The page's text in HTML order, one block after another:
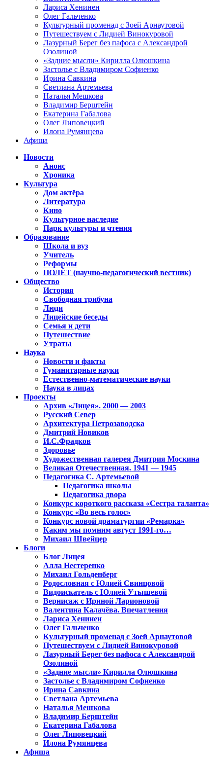
Лариса Хенинен
Олег Гальченко
Культурный променад с Зоей Арнаутовой
Путешествуем с Лидией Винокуровой
Лазурный Берег без пафоса с Александрой
Озолиной
«Задние мысли» Кирилла Олюшкина
Застолье с Владимиром Софиенко
Ирина Савкина
Светлана Артемьева
Наталья Мешкова
Владимир Берштейн
Екатерина Габалова
Олег Липовецкий
Илона Румянцева
Афиша
Новости
Анонс
Хроника
Культура
Дом актёра
Литература
Кино
Культурное наследие
Парк культуры и чтения
Образование
Школа и вуз
Учитель
Реформы
ПОЛЁТ (научно-педагогический вестник)
Общество
История
Свободная трибуна
Люди
Лицейские беседы
Семья и дети
Путешествие
Утраты
Наука
Новости и факты
Гуманитарные науки
Естественно-математические науки
Наука в лицах
Проекты
Архив «Лицея». 2000 — 2003
Русский Север
Архитектура Петрозаводска
Дмитрий Новиков
И.С.Фрадков
Здоровье
Художественная галерея Дмитрия Москина
Великая Отечественная. 1941 — 1945
Педагогика С. Артемьевой
Педагогика школы
Педагогика двора
Конкурс короткого рассказа «Сестра таланта»
Конкурс «Во весь голос»
Конкурс новой драматургии «Ремарка»
Каким мы помним август 1991-го…
Михаил Швейцер
Блоги
Блог Лицея
Алла Нестеренко
Михаил Гольденберг
Родословная с Юлией Свинцовой
Видоискатель с Юлией Утышевой
Вернисаж с Ириной Ларионовой
Валентина Калачёва. Впечатления
Лариса Хенинен
Олег Гальченко
Культурный променад с Зоей Арнаутовой
Путешествуем с Лидией Винокуровой
Лазурный Берег без пафоса с Александрой
Озолиной
«Задние мысли» Кирилла Олюшкина
Застолье с Владимиром Софиенко
Ирина Савкина
Светлана Артемьева
Наталья Мешкова
Владимир Берштейн
Екатерина Габалова
Олег Липовецкий
Илона Румянцева
Афиша